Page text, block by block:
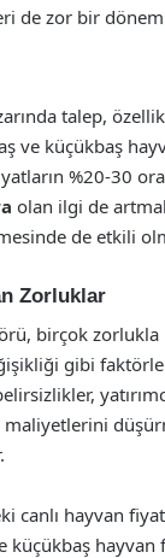
de zor bir
talep,
ve küçükbaş
%20-30
olan ilgi de
de etkili
Zorluklar
birçok zorlukla
gibi
maliyetlerini
canlı hayvan
küçükbaş